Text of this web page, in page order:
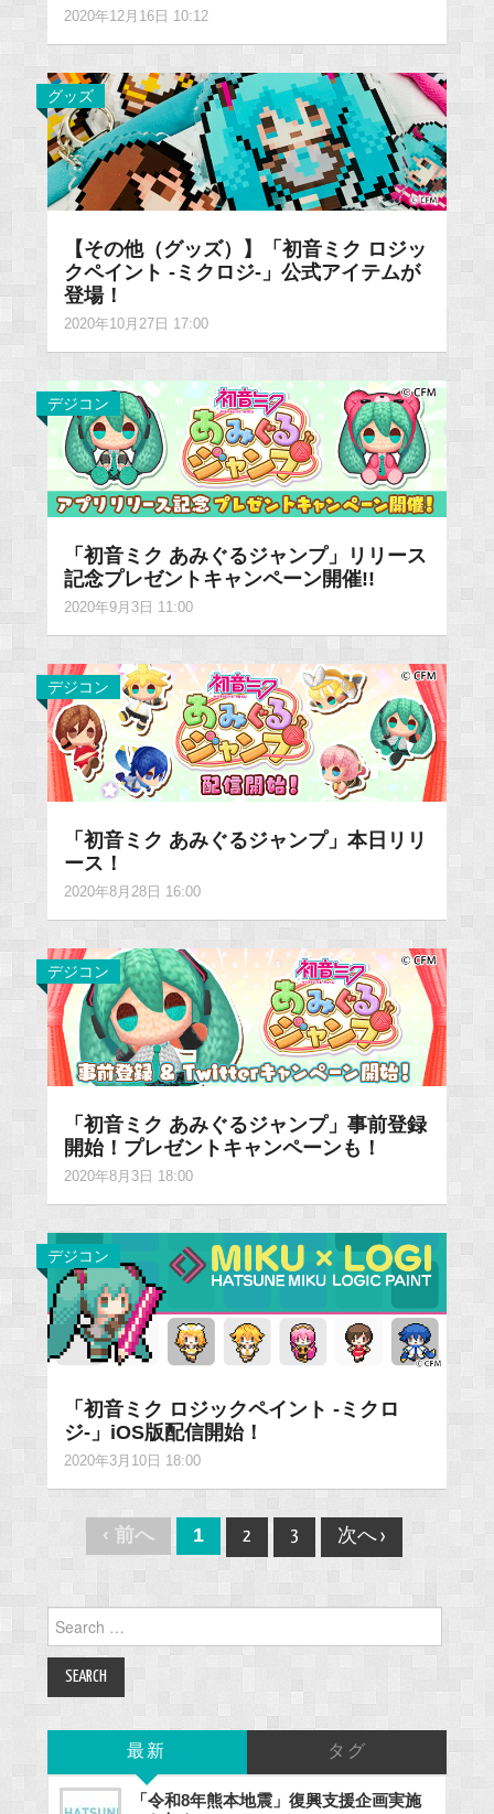
2020年12月16日 10:12
グッズ
【その他（グッズ）】「初音ミク ロジッ
クペイント -ミクロジ-」公式アイテムが
登場！
2020年10月27日 17:00
デジコン
「初音ミク あみぐるジャンプ」リリース
記念プレゼントキャンペーン開催!!
2020年9月3日 11:00
デジコン
「初音ミク あみぐるジャンプ」本日リリ
ース！
2020年8月28日 16:00
デジコン
「初音ミク あみぐるジャンプ」事前登録
開始！プレゼントキャンペーンも！
2020年8月3日 18:00
デジコン
「初音ミク ロジックペイント -ミクロ
ジ-」iOS版配信開始！
2020年3月10日 18:00
Post
navigation
‹ 前へ 1 2 3 次へ ›
for:
最新 タグ
「令和8年熊本地震」復興支援企画実施